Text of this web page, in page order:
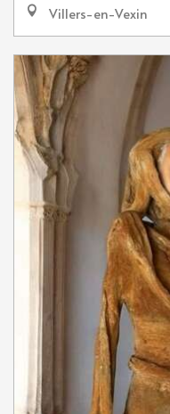
Villers-en-Vexin